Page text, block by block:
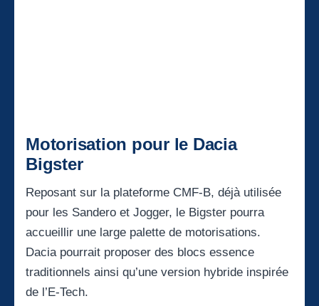
Motorisation pour le Dacia
Bigster
Reposant sur la plateforme CMF-B, déjà utilisée
pour les Sandero et Jogger, le Bigster pourra
accueillir une large palette de motorisations.
Dacia pourrait proposer des blocs essence
traditionnels ainsi qu’une version hybride inspirée
de l’E-Tech.